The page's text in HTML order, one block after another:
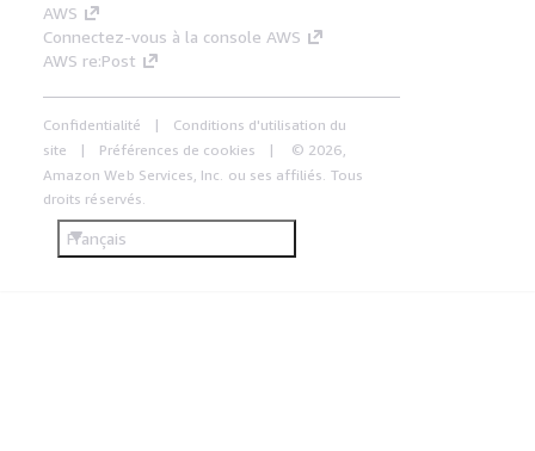
AWS
Connectez-vous à la console AWS
AWS re:Post
Confidentialité
Conditions d'utilisation du
site
Préférences de cookies
© 2026,
Amazon Web Services, Inc. ou ses affiliés. Tous
droits réservés.
Français